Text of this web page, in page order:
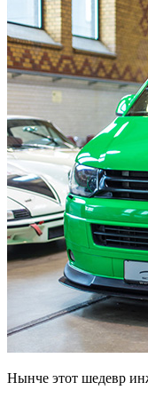
Нынче этот шедевр